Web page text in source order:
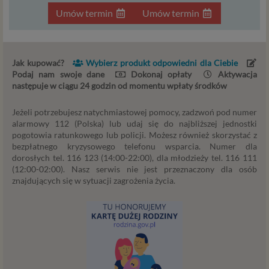
Umów termin Umów termin
Jak kupować?
Wybierz produkt odpowiedni dla Ciebie
Podaj nam swoje dane
Dokonaj opłaty
Aktywacja
następuje w ciągu 24 godzin od momentu wpłaty środków
Jeżeli potrzebujesz natychmiastowej pomocy, zadzwoń pod numer
alarmowy 112 (Polska) lub udaj się do najbliższej jednostki
pogotowia ratunkowego lub policji. Możesz również skorzystać z
bezpłatnego kryzysowego telefonu wsparcia. Numer dla
dorosłych tel. 116 123 (14:00-22:00), dla młodzieży tel. 116 111
(12:00-02:00). Nasz serwis nie jest przeznaczony dla osób
znajdujących się w sytuacji zagrożenia życia.
interesujące Cię oferty reklamowe (np. produktu lub
usługi, których możesz potrzebować) reklamodawcy
zgody jest całkowicie dobrowolne, i jeśli nie chcesz,
nie musisz jej udzielać. Dzięki naszemu rozwiązaniu
masz również możliwość ograniczenia zakresu lub
Twoje dane, w ramach naszych usług, przetwarzane będą
wyłącznie w przypadku posiadania przez nas lub inny
podmiot przetwarzający dane jednej z dopuszczonych
przez RODO podstaw prawnych i wyłącznie w celu
dostosowanym do danej podstawy, zgodnie z opisem
powyżej. Twoje dane przetwarzane będą do czasu
przypadku udzielenia zgody do momentu jej cofnięcia,
ograniczenia lub innych działań z Twojej strony
ograniczających tę zgodę, w przypadku niezbędności
danych do wykonania umowy – przez czas jej
wykonywania, a w przypadku, gdy podstawą